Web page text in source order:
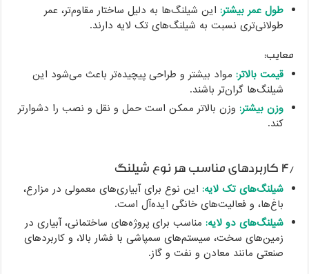
طول عمر بیشتر: این شیلنگ‌ها به دلیل ساختار مقاوم‌تر، عمر
طولانی‌تری نسبت به شیلنگ‌های تک لایه دارند.
معایب:
قیمت بالاتر: مواد بیشتر و طراحی پیچیده‌تر باعث می‌شود این
شیلنگ‌ها گران‌تر باشند.
وزن بیشتر: وزن بالاتر ممکن است حمل و نقل و نصب را دشوارتر
کند.
۴٫ کاربردهای مناسب هر نوع شیلنگ
شیلنگ‌های تک لایه: این نوع برای آبیاری‌های معمولی در مزارع،
باغ‌ها، و فعالیت‌های خانگی ایده‌آل است.
شیلنگ‌های دو لایه: مناسب برای پروژه‌های ساختمانی، آبیاری در
زمین‌های سخت، سیستم‌های سمپاشی با فشار بالا، و کاربردهای
صنعتی مانند معادن و نفت و گاز.